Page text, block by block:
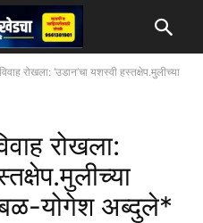
रोखला: ‘उडान’चा यशस्वी हस्तक्षेप.मुलीच्या
रोखला:
बळ-योगेश अब्दुले*